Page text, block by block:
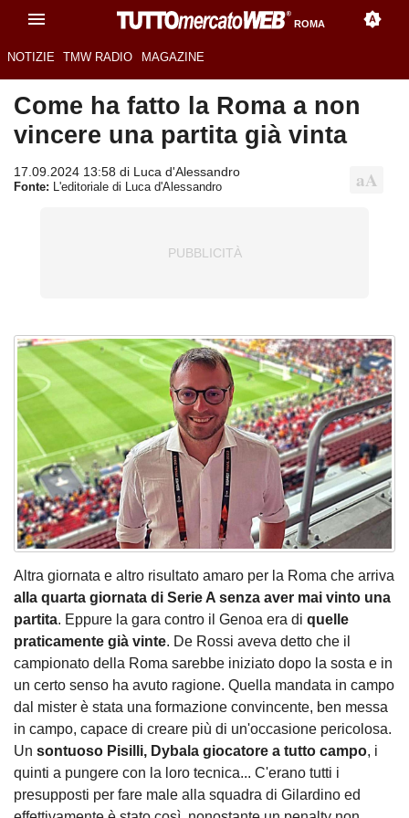
ROMA
NOTIZIE TMW RADIO MAGAZINE
Come ha fatto la Roma a non
vincere una partita già vinta
17.09.2024 13:58 di Luca d'Alessandro
Fonte: L'editoriale di Luca d'Alessandro
Altra giornata e altro risultato amaro per la Roma che arriva
alla quarta giornata di Serie A senza aver mai vinto una
partita. Eppure la gara contro il Genoa era di quelle
praticamente già vinte. De Rossi aveva detto che il
campionato della Roma sarebbe iniziato dopo la sosta e in
un certo senso ha avuto ragione. Quella mandata in campo
dal mister è stata una formazione convincente, ben messa
in campo, capace di creare più di un'occasione pericolosa.
Un sontuoso Pisilli, Dybala giocatore a tutto campo, i
quinti a pungere con la loro tecnica... C'erano tutti i
presupposti per fare male alla squadra di Gilardino ed